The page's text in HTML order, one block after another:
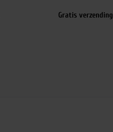
Gratis verzending